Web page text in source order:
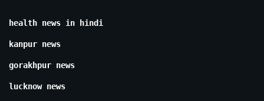
health news in hindi
kanpur news
gorakhpur news
lucknow news